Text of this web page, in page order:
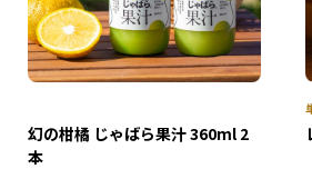
幻の柑橘 じゃばら果汁 360ml 2
本